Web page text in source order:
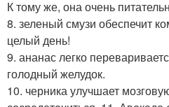
К тому же, она очень
8. зеленый смузи обеспечит
целый день!
9. ананас легко
голодный желудок.
10. черника улучшает